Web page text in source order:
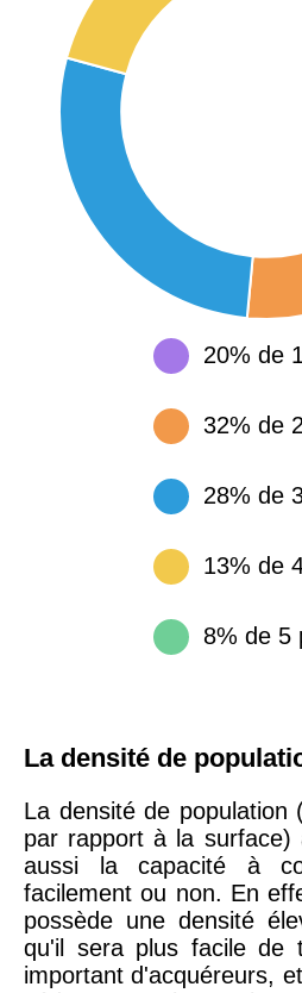
arrondissement
75016 -
Paris
16ème
arrondissement
Toulon 3 018 €
2 917 €
20% de
32% de
28% de
13% de
8% de 5
La densité de
La densité de population
par rapport à la surface)
aussi la capacité à
facilement ou non. En
possède une densité
qu'il sera plus facile de
important d'acquéreurs,